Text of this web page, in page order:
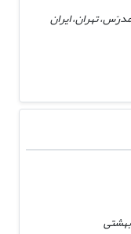
تهران، ایران